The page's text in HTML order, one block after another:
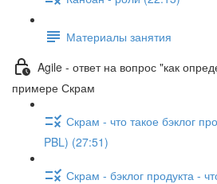
Материалы занятия
Agile - ответ на вопрос "как
примере Скрам
Скрам - что такое бэклог
PBL) (27:51)
Скрам - бэклог продукта -